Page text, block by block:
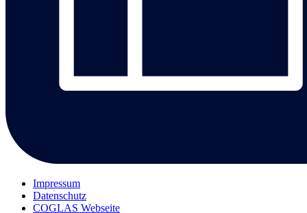
Impressum
Datenschutz
COGLAS Webseite